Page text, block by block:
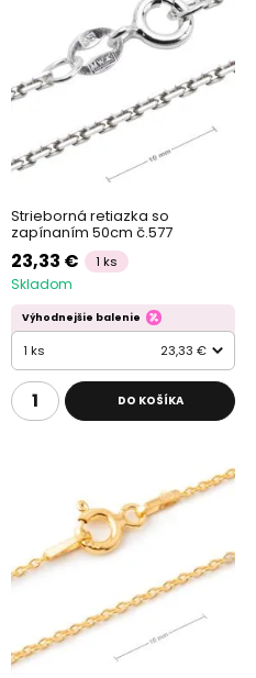
Strieborná retiazka so
zapínaním 50cm č.577
23,33 € 1 ks
Skladom
Výhodnejšie balenie
1 ks 23,33 €
DO KOŠÍKA